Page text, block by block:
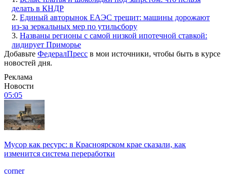
делать в КНДР
2. Единый авторынок ЕАЭС трещит: машины дорожают
из-за зеркальных мер по утильсбору
3. Названы регионы с самой низкой ипотечной ставкой:
лидирует Приморье
Добавьте ФедералПресс в мои источники, чтобы быть в курсе
новостей дня.
Реклама
Новости
05:05
Мусор как ресурс: в Красноярском крае сказали, как
изменится система переработки
corner